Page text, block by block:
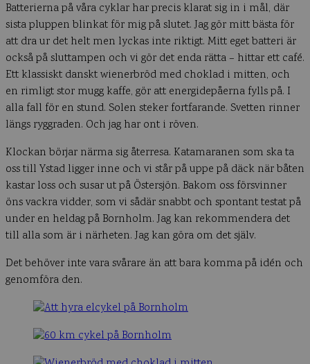
Batterierna på våra cyklar har precis klarat sig in i mål, där
sista pluppen blinkat för mig på slutet. Jag gör mitt bästa för
att dra ur det helt men lyckas inte riktigt. Mitt eget batteri är
också på sluttampen och vi gör det enda rätta – hittar ett café.
Ett klassiskt danskt wienerbröd med choklad i mitten, och
en rimligt stor mugg kaffe, gör att energidepåerna fylls på. I
alla fall för en stund. Solen steker fortfarande. Svetten rinner
längs ryggraden. Och jag har ont i röven.
Klockan börjar närma sig återresa. Katamaranen som ska ta
oss till Ystad ligger inne och vi står på uppe på däck när båten
kastar loss och susar ut på Östersjön. Bakom oss försvinner
öns vackra vidder, som vi sådär snabbt och spontant testat på
under en heldag på Bornholm. Jag kan rekommendera det
till alla som är i närheten. Jag kan göra om det själv.
Det behöver inte vara svårare än att bara komma på idén och
genomföra den.